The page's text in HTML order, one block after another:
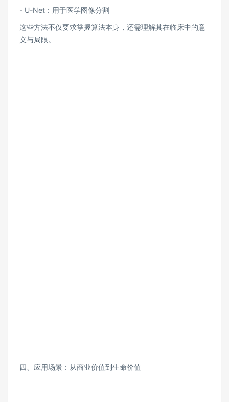
- U-Net：用于医学图像分割
这些方法不仅要求掌握算法本身，还需理解其在临床中的意
义与局限。
四、应用场景：从商业价值到生命价值